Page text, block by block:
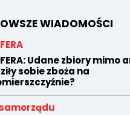
WIADOMOŚCI
Udane zbiory mimo
sobie zboża na